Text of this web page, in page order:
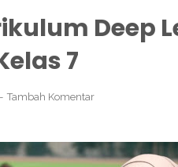
Deep
7
Tambah Komentar